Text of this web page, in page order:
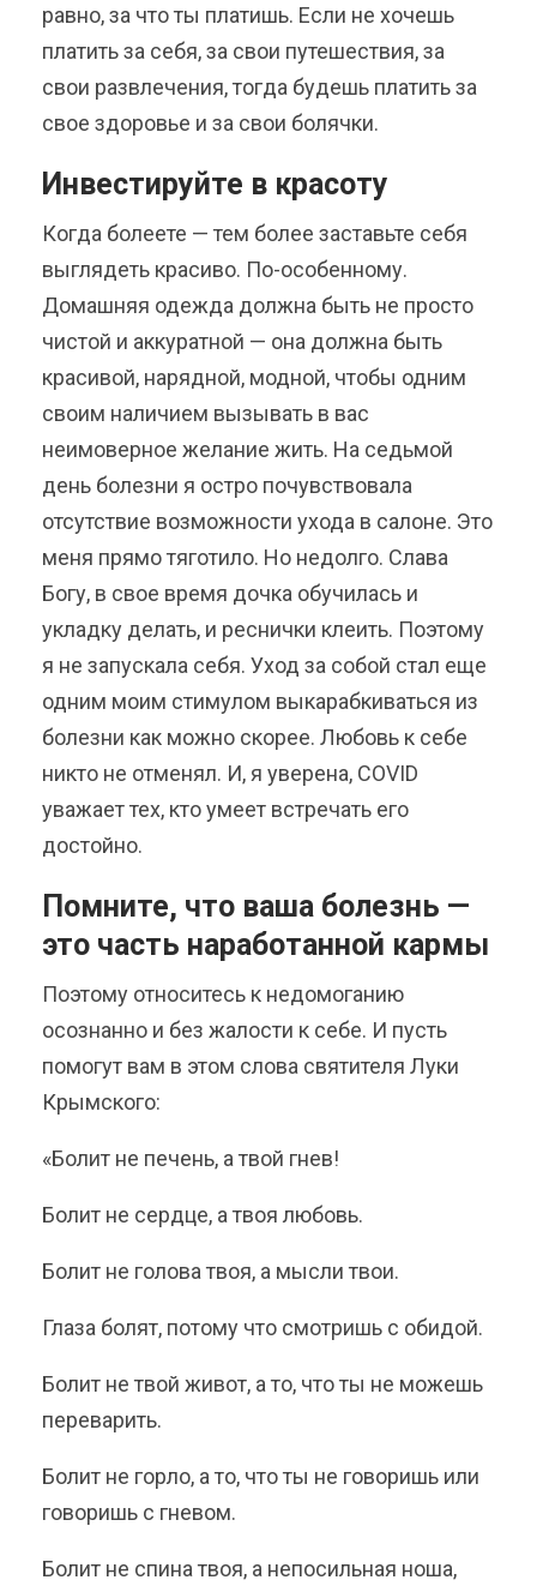
равно, за что ты платишь. Если не хочешь
платить за себя, за свои путешествия, за
свои развлечения, тогда будешь платить за
свое здоровье и за свои болячки.
Инвестируйте в красоту
Когда болеете — тем более заставьте себя
выглядеть красиво. По-особенному.
Домашняя одежда должна быть не просто
чистой и аккуратной — она должна быть
красивой, нарядной, модной, чтобы одним
своим наличием вызывать в вас
неимоверное желание жить. На седьмой
день болезни я остро почувствовала
отсутствие возможности ухода в салоне. Это
меня прямо тяготило. Но недолго. Слава
Богу, в свое время дочка обучилась и
укладку делать, и реснички клеить. Поэтому
я не запускала себя. Уход за собой стал еще
одним моим стимулом выкарабкиваться из
болезни как можно скорее. Любовь к себе
никто не отменял. И, я уверена, COVID
уважает тех, кто умеет встречать его
достойно.
Помните, что ваша болезнь —
это часть наработанной кармы
Поэтому относитесь к недомоганию
осознанно и без жалости к себе. И пусть
помогут вам в этом слова святителя Луки
Крымского:
«Болит не печень, а твой гнев!
Болит не сердце, а твоя любовь.
Болит не голова твоя, а мысли твои.
Глаза болят, потому что смотришь с обидой.
Болит не твой живот, а то, что ты не можешь
переварить.
Болит не горло, а то, что ты не говоришь или
говоришь с гневом.
Болит не спина твоя, а непосильная ноша,